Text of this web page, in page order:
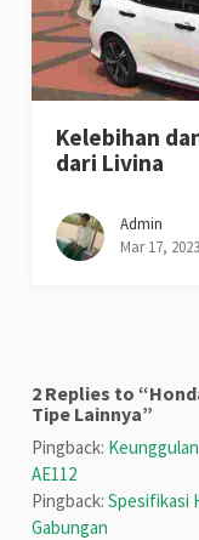
Kelebihan
dari Livina
Admin
Mar 17, 2023
2 Replies to
Tipe Lainnya”
Pingback:
AE112
Pingback:Spesifikasi
Gabungan